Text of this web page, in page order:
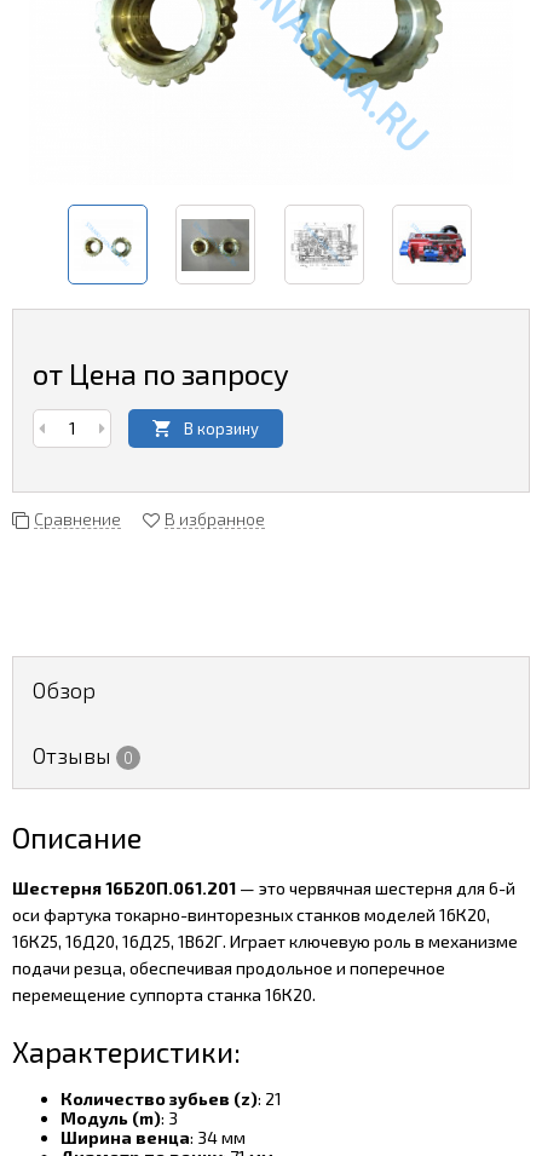
от Цена по запросу
В корзину
Сравнение В избранное
Обзор
Отзывы 0
Описание
Шестерня 16Б20П.061.201 — это червячная шестерня для 6-й
оси фартука токарно-винторезных станков моделей 16К20,
16К25, 16Д20, 16Д25, 1В62Г. Играет ключевую роль в механизме
подачи резца, обеспечивая продольное и поперечное
перемещение суппорта станка 16К20.
Характеристики:
Количество зубьев (z): 21
Модуль (m): 3
Ширина венца: 34 мм